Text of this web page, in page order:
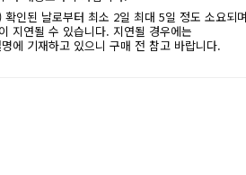
확인된 날로부터 최소 2일 최대 5일 정도 소요되
지연될 수 있습니다. 지연될 경우에는
에 기재하고 있으니 구매 전 참고 바랍니다.